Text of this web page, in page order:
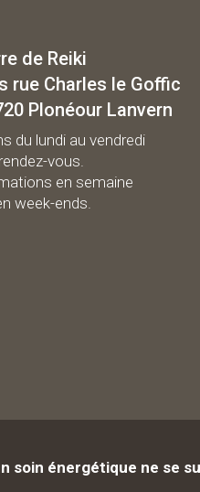
de Reiki
rue Charles le Goffic
Plonéour Lanvern
du lundi au vendredi
vous.
en semaine
week-ends.
soin énergétique ne se